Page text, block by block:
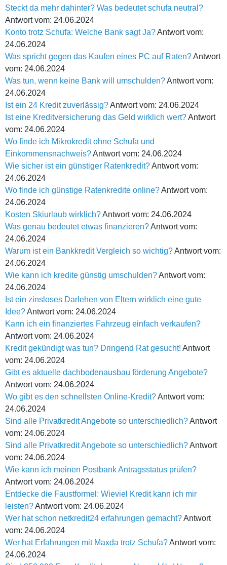
Steckt da mehr dahinter? Was bedeutet schufa neutral?
Antwort vom: 24.06.2024
Konto trotz Schufa: Welche Bank sagt Ja?Antwort vom:
24.06.2024
Was spricht gegen das Kaufen eines PC auf Raten?Antwort
vom: 24.06.2024
Was tun, wenn keine Bank will umschulden?Antwort vom:
24.06.2024
Ist ein 24 Kredit zuverlässig?Antwort vom: 24.06.2024
Ist eine Kreditversicherung das Geld wirklich wert?Antwort
vom: 24.06.2024
Wo finde ich Mikrokredit ohne Schufa und
Einkommensnachweis?Antwort vom: 24.06.2024
Wie sicher ist ein günstiger Ratenkredit?Antwort vom:
24.06.2024
Wo finde ich günstige Ratenkredite online?Antwort vom:
24.06.2024
Kosten Skiurlaub wirklich?Antwort vom: 24.06.2024
Was genau bedeutet etwas finanzieren?Antwort vom:
24.06.2024
Warum ist ein Bankkredit Vergleich so wichtig?Antwort vom:
24.06.2024
Wie kann ich kredite günstig umschulden?Antwort vom:
24.06.2024
Ist ein zinsloses Darlehen von Eltern wirklich eine gute
Idee?Antwort vom: 24.06.2024
Kann ich ein finanziertes Fahrzeug einfach verkaufen?
Antwort vom: 24.06.2024
Kredit gekündigt was tun? Dringend Rat gesucht! Antwort
vom: 24.06.2024
Gibt es aktuelle dachbodenausbau förderung Angebote?
Antwort vom: 24.06.2024
Wo gibt es den schnellsten Online-Kredit?Antwort vom:
24.06.2024
Sind alle Privatkredit Angebote so unterschiedlich?Antwort
vom: 24.06.2024
Sind alle Privatkredit Angebote so unterschiedlich?Antwort
vom: 24.06.2024
Wie kann ich meinen Postbank Antragsstatus prüfen?
Antwort vom: 24.06.2024
Entdecke die Faustformel: Wieviel Kredit kann ich mir
leisten?Antwort vom: 24.06.2024
Wer hat schon netkredit24 erfahrungen gemacht?Antwort
vom: 24.06.2024
Wer hat Erfahrungen mit Maxda trotz Schufa?Antwort vom:
24.06.2024